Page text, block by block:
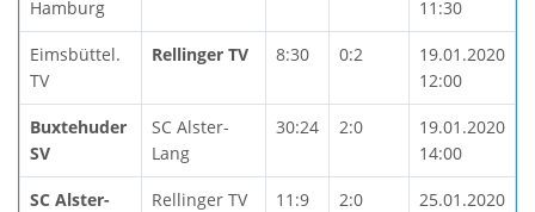
Hamburg 11:30
Eimsbüttel.
TV
Rellinger TV 8:30 0:2
19.01.2020
12:00
Buxtehuder
SV
SC Alster-
Lang
30:24 2:0
19.01.2020
14:00
SC Alster-
Rellinger TV 11:9 2:0
25.01.2020